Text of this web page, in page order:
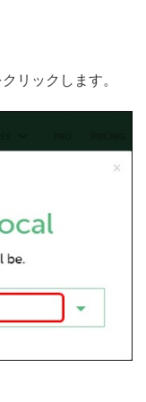
クリックします。